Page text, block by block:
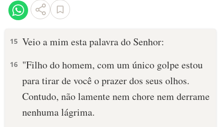
VERSÍCULOS
PALAVRA DO DIA
SALMO DO DIA
DEVOCIONAL DIÁRIO
15 Veio a mim esta palavra do Senhor:
16 "Fi­lho do homem, com um único golpe estou
para tirar de você o prazer dos seus olhos.
Contudo, não lamente nem chore nem derrame
nenhuma lágrima.